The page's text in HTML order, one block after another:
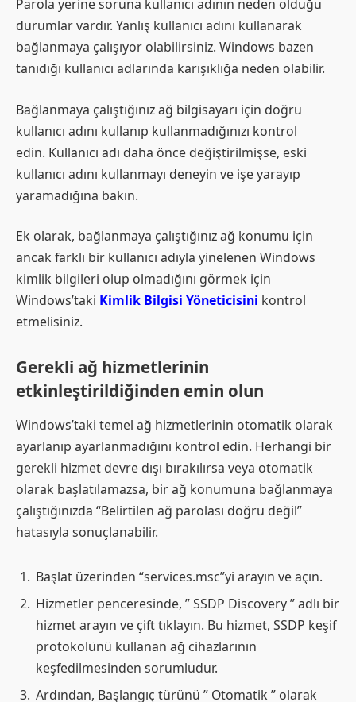
Parola yerine soruna kullanıcı adının neden olduğu
durumlar vardır. Yanlış kullanıcı adını kullanarak
bağlanmaya çalışıyor olabilirsiniz. Windows bazen
tanıdığı kullanıcı adlarında karışıklığa neden olabilir.
Bağlanmaya çalıştığınız ağ bilgisayarı için doğru
kullanıcı adını kullanıp kullanmadığınızı kontrol
edin. Kullanıcı adı daha önce değiştirilmişse, eski
kullanıcı adını kullanmayı deneyin ve işe yarayıp
yaramadığına bakın.
Ek olarak, bağlanmaya çalıştığınız ağ konumu için
ancak farklı bir kullanıcı adıyla yinelenen Windows
kimlik bilgileri olup olmadığını görmek için
Windows’taki Kimlik Bilgisi Yöneticisini kontrol
etmelisiniz.
Gerekli ağ hizmetlerinin
etkinleştirildiğinden emin olun
Windows’taki temel ağ hizmetlerinin otomatik olarak
ayarlanıp ayarlanmadığını kontrol edin. Herhangi bir
gerekli hizmet devre dışı bırakılırsa veya otomatik
olarak başlatılamazsa, bir ağ konumuna bağlanmaya
çalıştığınızda “Belirtilen ağ parolası doğru değil”
hatasıyla sonuçlanabilir.
Başlat üzerinden “services.msc”yi arayın ve açın.
Hizmetler penceresinde, ” SSDP Discovery ” adlı bir
hizmet arayın ve çift tıklayın. Bu hizmet, SSDP keşif
protokolünü kullanan ağ cihazlarının
keşfedilmesinden sorumludur.
Ardından, Başlangıç ​​türünü ” Otomatik ” olarak